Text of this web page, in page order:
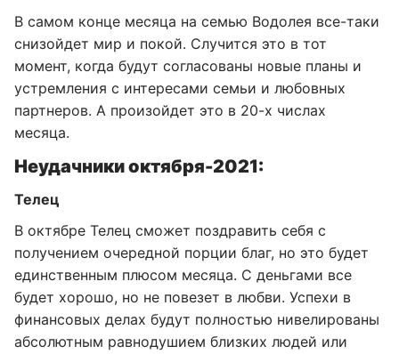
В самом конце месяца на семью Водолея все-таки
снизойдет мир и покой. Случится это в тот
момент, когда будут согласованы новые планы и
устремления с интересами семьи и любовных
партнеров. А произойдет это в 20-х числах
месяца.
Неудачники октября-2021:
Телец
В октябре Телец сможет поздравить себя с
получением очередной порции благ, но это будет
единственным плюсом месяца. С деньгами все
будет хорошо, но не повезет в любви. Успехи в
финансовых делах будут полностью нивелированы
абсолютным равнодушием близких людей или